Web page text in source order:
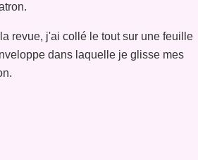
revue, j'ai collé le tout sur une feuille
dans laquelle je glisse mes